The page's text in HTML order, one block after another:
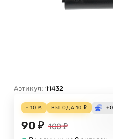
Артикул: 11432
- 10 % ВЫГОДА 10 ₽ +0
90 ₽ 100 ₽